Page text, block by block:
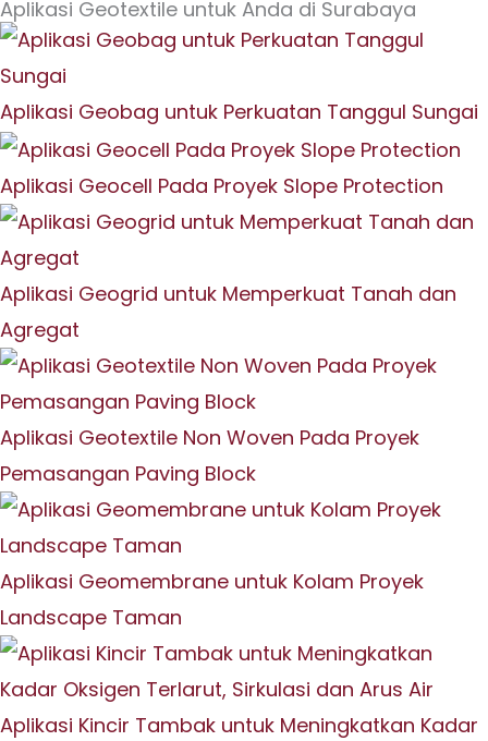
Aplikasi Geotextile untuk Anda di Surabaya
Aplikasi Geobag untuk Perkuatan Tanggul Sungai
Aplikasi Geocell Pada Proyek Slope Protection
Aplikasi Geogrid untuk Memperkuat Tanah dan
Agregat
Aplikasi Geotextile Non Woven Pada Proyek
Pemasangan Paving Block
Aplikasi Geomembrane untuk Kolam Proyek
Landscape Taman
Aplikasi Kincir Tambak untuk Meningkatkan Kadar